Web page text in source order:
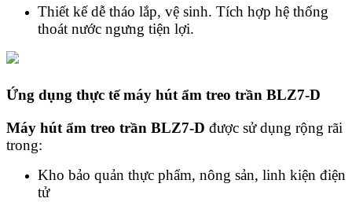
Thiết kế dễ tháo lắp, vệ sinh. Tích hợp hệ thống
thoát nước ngưng tiện lợi.
Ứng dụng thực tế máy hút ẩm treo trần BLZ7-D
Máy hút ẩm treo trần BLZ7-D được sử dụng rộng rãi
trong:
Kho bảo quản thực phẩm, nông sản, linh kiện điện
tử